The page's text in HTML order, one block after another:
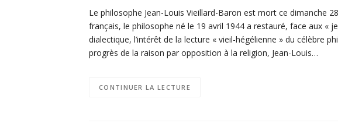
Le philosophe Jean-Louis Vieillard-Baron est mort ce dimanche
français, le philosophe né le 19 avril 1944 a restauré, face aux «
dialectique, l’intérêt de la lecture « vieil-hégélienne » du célèbre
progrès de la raison par opposition à la religion, Jean-Louis…
CONTINUER LA LECTURE